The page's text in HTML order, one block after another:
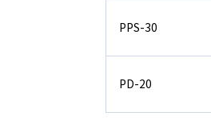
PPS-30
PD-20